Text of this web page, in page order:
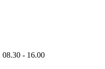
08.30 - 16.00